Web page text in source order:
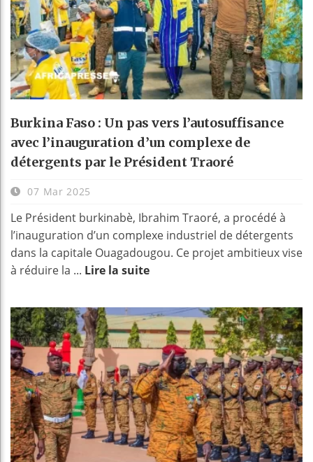
Burkina Faso : Un pas vers l’autosuffisance
avec l’inauguration d’un complexe de
détergents par le Président Traoré
07 Mar 2025
Le Président burkinabè, Ibrahim Traoré, a procédé à
l’inauguration d’un complexe industriel de détergents
dans la capitale Ouagadougou. Ce projet ambitieux vise
à réduire la ... Lire la suite